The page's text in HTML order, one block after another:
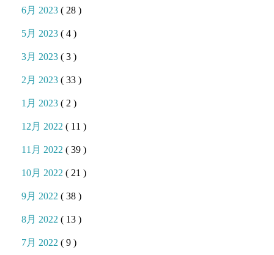
6月 2023( 28 )
5月 2023( 4 )
3月 2023( 3 )
2月 2023( 33 )
1月 2023( 2 )
12月 2022( 11 )
11月 2022( 39 )
10月 2022( 21 )
9月 2022( 38 )
8月 2022( 13 )
7月 2022( 9 )